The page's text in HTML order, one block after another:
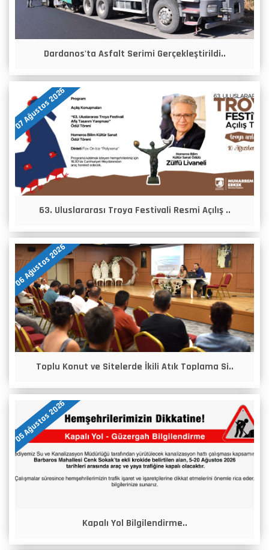
Dardanos'ta Asfalt Serimi Gerçekleştirildi..
07 Ağustos 2026
63. Uluslararası Troya Festivali Resmi Açılış ..
06 Ağustos 2026
Toplu Konut ve Sitelerde İkili Atık Toplama Si..
05 Ağustos 2026
Kapalı Yol Bilgilendirme..